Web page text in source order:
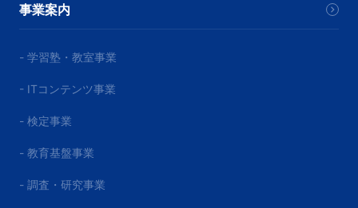
事業案内
- 学習塾・教室事業
- ITコンテンツ事業
- 検定事業
- 教育基盤事業
- 調査・研究事業